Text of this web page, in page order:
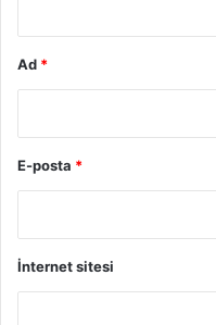
Ad *
E-posta *
İnternet sitesi